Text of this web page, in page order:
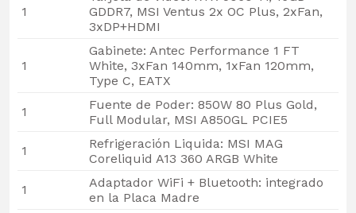
1
GDDR7, MSI Ventus 2x OC Plus, 2xFan,
3xDP+HDMI
1
Gabinete: Antec Performance 1 FT
White, 3xFan 140mm, 1xFan 120mm,
Type C, EATX
1
Fuente de Poder: 850W 80 Plus Gold,
Full Modular, MSI A850GL PCIE5
1
Refrigeración Liquida: MSI MAG
Coreliquid A13 360 ARGB White
1
Adaptador WiFi + Bluetooth: integrado
en la Placa Madre